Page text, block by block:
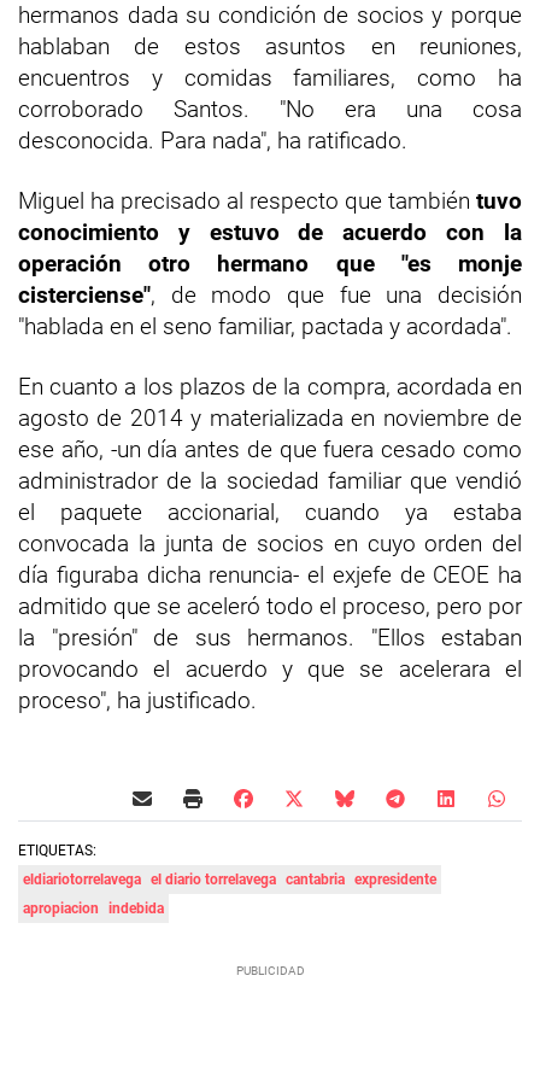
hermanos dada su condición de socios y porque
hablaban de estos asuntos en reuniones,
encuentros y comidas familiares, como ha
corroborado Santos. "No era una cosa
desconocida. Para nada", ha ratificado.
Miguel ha precisado al respecto que también tuvo
conocimiento y estuvo de acuerdo con la
operación otro hermano que "es monje
cisterciense", de modo que fue una decisión
"hablada en el seno familiar, pactada y acordada".
En cuanto a los plazos de la compra, acordada en
agosto de 2014 y materializada en noviembre de
ese año, -un día antes de que fuera cesado como
administrador de la sociedad familiar que vendió
el paquete accionarial, cuando ya estaba
convocada la junta de socios en cuyo orden del
día figuraba dicha renuncia- el exjefe de CEOE ha
admitido que se aceleró todo el proceso, pero por
la "presión" de sus hermanos. "Ellos estaban
provocando el acuerdo y que se acelerara el
proceso", ha justificado.
ETIQUETAS:
eldiariotorrelavega el diario torrelavega cantabria expresidente
apropiacion
indebida